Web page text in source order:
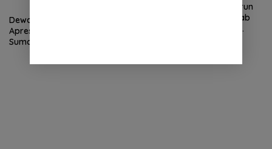
Dewan Masjid Indonesia
Apresiasi Kinerja Polri
Sumatera Utara di HUT yang
Perjudian dan Narkoba
Tim Monitoring BNPT Turun
Langsung, Pastikan Rehab